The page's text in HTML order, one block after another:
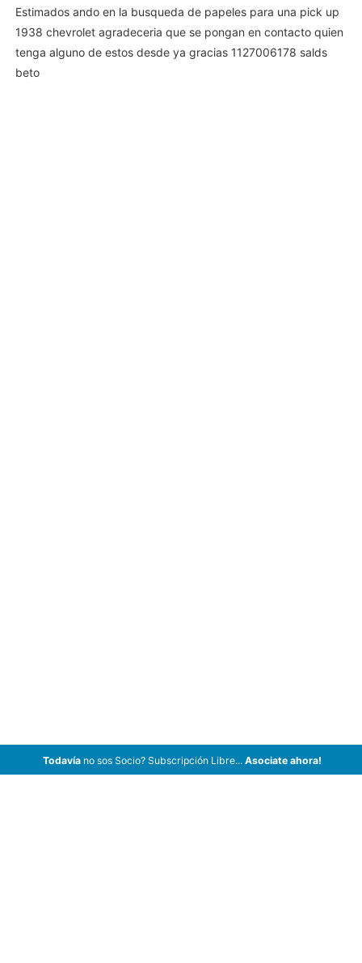
Estimados ando en la busqueda de papeles para una pick up
1938 chevrolet agradeceria que se pongan en contacto quien
tenga alguno de estos desde ya gracias 1127006178 salds
beto
Todavíano sos Socio? Subscripción Libre... Asociate ahora!